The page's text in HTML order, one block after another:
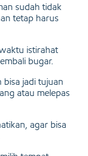
sudah tidak
tetap harus
istirahat
bugar.
bisa jadi tujuan
atau melepas
agar bisa